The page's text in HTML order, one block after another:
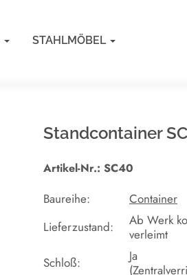
STAHLMÖBEL
Standcontainer
Artikel-Nr.: SC40
Baureihe:
Container
Lieferzustand:
Ab Werk
verleimt
Schloß:
Ja